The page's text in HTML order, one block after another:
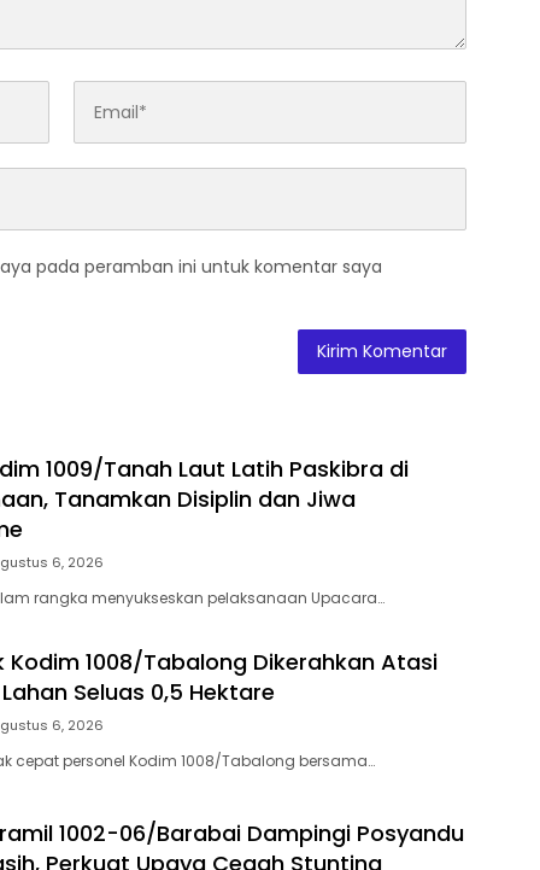
pada peramban ini untuk komentar saya
1009/Tanah Laut Latih Paskibra di
Tanamkan Disiplin dan Jiwa
6, 2026
rangka menyukseskan pelaksanaan Upacara…
Kodim 1008/Tabalong Dikerahkan Atasi
Seluas 0,5 Hektare
6, 2026
cepat personel Kodim 1008/Tabalong bersama…
1002-06/Barabai Dampingi Posyandu
Perkuat Upaya Cegah Stunting